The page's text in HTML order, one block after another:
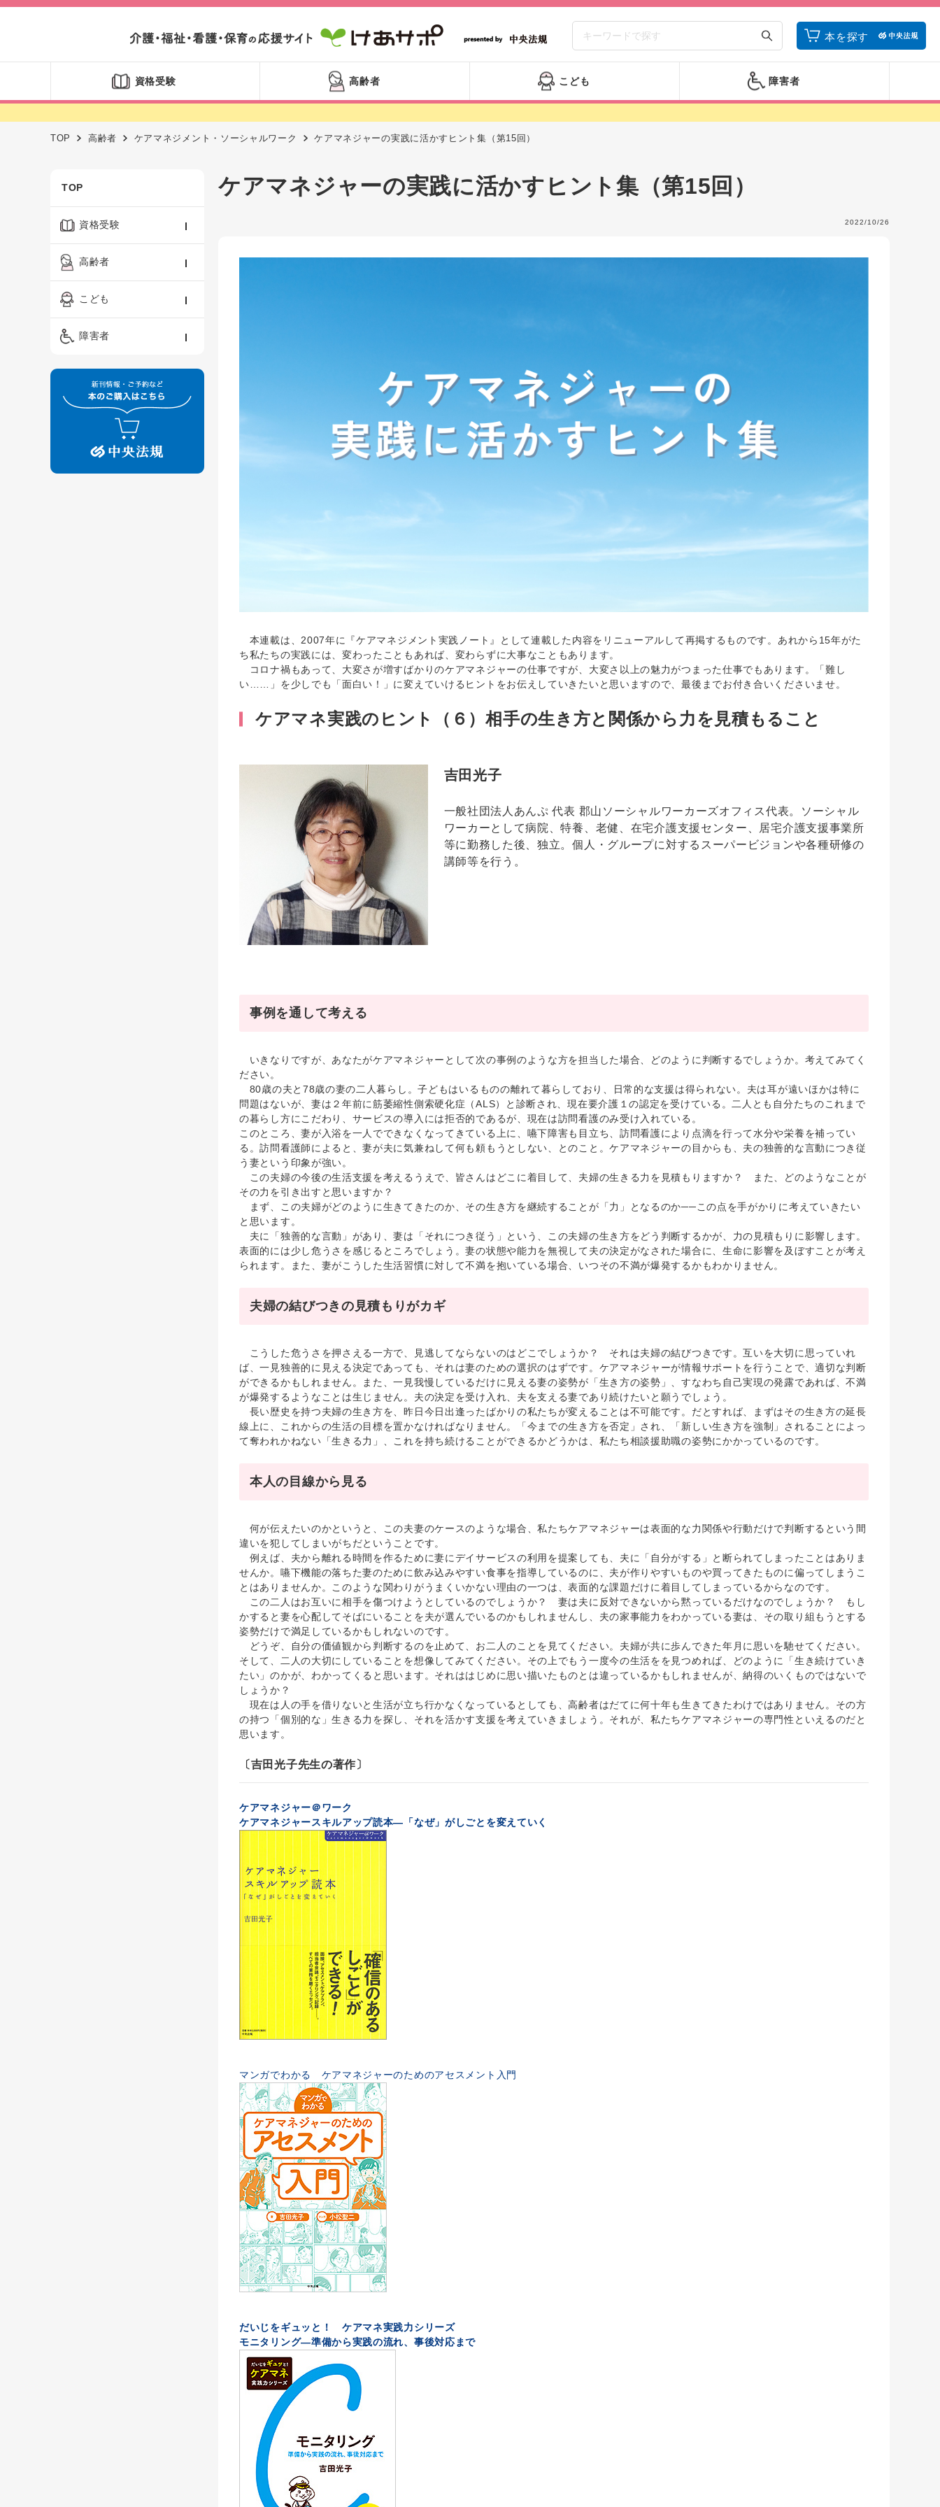
本を探す
資格受験 高齢者 こども 障害者
TOP 高齢者 ケアマネジメント・ソーシャルワーク ケアマネジャーの実践に活かすヒント集（第15回）
TOP
資格受験
ケアマネジャー
精神保健福祉士
保育士
高齢者
認知症ケア・介護技術
ーシャルワーク
看護
制度
こども
保育・教育／発達障害
障害者
障害者支援・福祉
ケアマネジャーの実践に活かすヒント集（第15回）
2022/10/26
本連載は、2007年に『ケアマネジメント実践ノート』として連載した内容をリニューアルして再掲するものです。あれから15年がた
ち私たちの実践には、変わったこともあれば、変わらずに大事なこともあります。
コロナ禍もあって、大変さが増すばかりのケアマネジャーの仕事ですが、大変さ以上の魅力がつまった仕事でもあります。「難し
い……」を少しでも「面白い！」に変えていけるヒントをお伝えしていきたいと思いますので、最後までお付き合いくださいませ。
ケアマネ実践のヒント（６）相手の生き方と関係から力を見積もること
吉田光子
一般社団法人あんぷ 代表 郡山ソーシャルワーカーズオフィス代表。ソーシャル
ワーカーとして病院、特養、老健、在宅介護支援センター、居宅介護支援事業所
等に勤務した後、独立。個人・グループに対するスーパービジョンや各種研修の
講師等を行う。
事例を通して考える
いきなりですが、あなたがケアマネジャーとして次の事例のような方を担当した場合、どのように判断するでしょうか。考えてみてく
ださい。
80歳の夫と78歳の妻の二人暮らし。子どもはいるものの離れて暮らしており、日常的な支援は得られない。夫は耳が遠いほかは特に
問題はないが、妻は２年前に筋萎縮性側索硬化症（ALS）と診断され、現在要介護１の認定を受けている。二人とも自分たちのこれまで
の暮らし方にこだわり、サービスの導入には拒否的であるが、現在は訪問看護のみ受け入れている。
このところ、妻が入浴を一人でできなくなってきている上に、嚥下障害も目立ち、訪問看護により点滴を行って水分や栄養を補ってい
る。訪問看護師によると、妻が夫に気兼ねして何も頼もうとしない、とのこと。ケアマネジャーの目からも、夫の独善的な言動につき従
う妻という印象が強い。
この夫婦の今後の生活支援を考えるうえで、皆さんはどこに着目して、夫婦の生きる力を見積もりますか？ また、どのようなことが
その力を引き出すと思いますか？
まず、この夫婦がどのように生きてきたのか、その生き方を継続することが「力」となるのか──この点を手がかりに考えていきたい
と思います。
夫に「独善的な言動」があり、妻は「それにつき従う」という、この夫婦の生き方をどう判断するかが、力の見積もりに影響します。
表面的には少し危うさを感じるところでしょう。妻の状態や能力を無視して夫の決定がなされた場合に、生命に影響を及ぼすことが考え
られます。また、妻がこうした生活習慣に対して不満を抱いている場合、いつその不満が爆発するかもわかりません。
夫婦の結びつきの見積もりがカギ
こうした危うさを押さえる一方で、見逃してならないのはどこでしょうか？ それは夫婦の結びつきです。互いを大切に思っていれ
ば、一見独善的に見える決定であっても、それは妻のための選択のはずです。ケアマネジャーが情報サポートを行うことで、適切な判断
ができるかもしれません。また、一見我慢しているだけに見える妻の姿勢が「生き方の姿勢」、すなわち自己実現の発露であれば、不満
が爆発するようなことは生じません。夫の決定を受け入れ、夫を支える妻であり続けたいと願うでしょう。
長い歴史を持つ夫婦の生き方を、昨日今日出逢ったばかりの私たちが変えることは不可能です。だとすれば、まずはその生き方の延長
線上に、これからの生活の目標を置かなければなりません。「今までの生き方を否定」され、「新しい生き方を強制」されることによっ
て奪われかねない「生きる力」、これを持ち続けることができるかどうかは、私たち相談援助職の姿勢にかかっているのです。
本人の目線から見る
何が伝えたいのかというと、この夫妻のケースのような場合、私たちケアマネジャーは表面的な力関係や行動だけで判断するという間
違いを犯してしまいがちだということです。
例えば、夫から離れる時間を作るために妻にデイサービスの利用を提案しても、夫に「自分がする」と断られてしまったことはありま
せんか。嚥下機能の落ちた妻のために飲み込みやすい食事を指導しているのに、夫が作りやすいものや買ってきたものに偏ってしまうこ
とはありませんか。このような関わりがうまくいかない理由の一つは、表面的な課題だけに着目してしまっているからなのです。
この二人はお互いに相手を傷つけようとしているのでしょうか？ 妻は夫に反対できないから黙っているだけなのでしょうか？ もし
かすると妻を心配してそばにいることを夫が選んでいるのかもしれませんし、夫の家事能力をわかっている妻は、その取り組もうとする
姿勢だけで満足しているかもしれないのです。
どうぞ、自分の価値観から判断するのを止めて、お二人のことを見てください。夫婦が共に歩んできた年月に思いを馳せてください。
そして、二人の大切にしていることを想像してみてください。その上でもう一度今の生活をを見つめれば、どのように「生き続けていき
たい」のかが、わかってくると思います。それははじめに思い描いたものとは違っているかもしれませんが、納得のいくものではないで
しょうか？
現在は人の手を借りないと生活が立ち行かなくなっているとしても、高齢者はだてに何十年も生きてきたわけではありません。その方
の持つ「個別的な」生きる力を探し、それを活かす支援を考えていきましょう。それが、私たちケアマネジャーの専門性といえるのだと
思います。
〔吉田光子先生の著作〕
ケアマネジャー＠ワーク
ケアマネジャースキルアップ読本―「なぜ」がしごとを変えていく
マンガでわかる ケアマネジャーのためのアセスメント入門
だいじをギュッと！ ケアマネ実践力シリーズ
モニタリング―準備から実践の流れ、事後対応まで